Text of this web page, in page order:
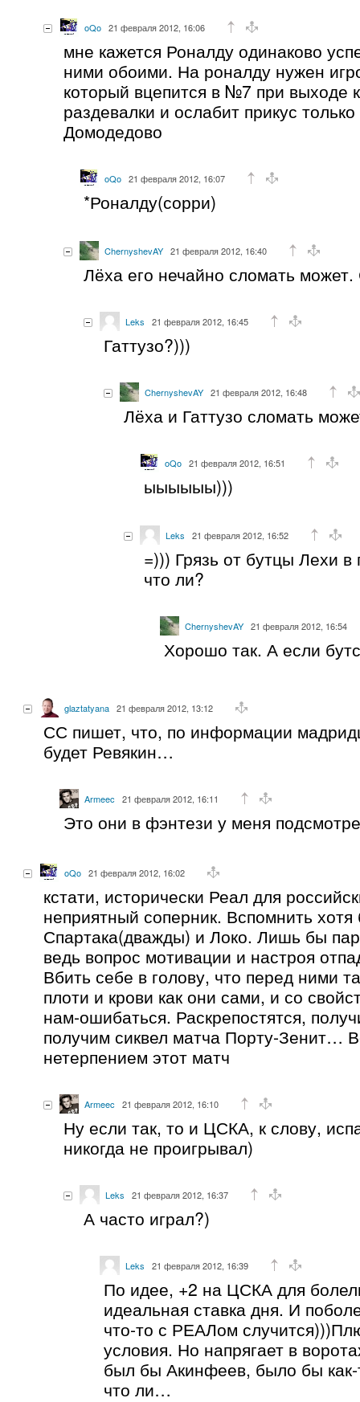
oQo 21 февраля 2012, 16:06
мне кажется Роналду одинаково
ними обоими. На роналду нужен
который вцепится в №7 при выходе
раздевалки и ослабит прикус
Домодедово
oQo 21 февраля 2012, 16:07
*Роналду(сорри)
ChernyshevAY 21 февраля 2012, 16:40
Лёха его нечайно сломать
Leks 21 февраля 2012, 16:45
Гаттузо?)))
ChernyshevAY 21 февраля 2012, 16:48
Лёха и Гаттузо сломать
oQo 21 февраля 2012, 16:51
ыыыыыы)))
Leks 21 февраля 2012, 16:52
=))) Грязь от бутцы Лехи в
что ли?
ChernyshevAY 21 февраля 2012, 16:54
Хорошо так. А если
glaztatyana 21 февраля 2012, 13:12
СС пишет, что, по информации
будет Ревякин…
Armeec 21 февраля 2012, 16:11
Это они в фэнтези у меня
oQo 21 февраля 2012, 16:02
кстати, исторически Реал для
неприятный соперник. Вспомнить
Спартака(дважды) и Локо. Лишь бы
ведь вопрос мотивации и настроя
Вбить себе в голову, что перед ними
плоти и крови как они сами, и со
нам-ошибаться. Раскрепостятся,
получим сиквел матча Порту-Зенит…
нетерпением этот матч
Armeec 21 февраля 2012, 16:10
Ну если так, то и ЦСКА, к слову,
никогда не проигрывал)
Leks 21 февраля 2012, 16:37
А часто играл?)
Leks 21 февраля 2012, 16:39
По идее, +2 на ЦСКА для
идеальная ставка дня. И
что-то с РЕАЛом
условия. Но напрягает в
был бы Акинфеев, было бы
что ли…